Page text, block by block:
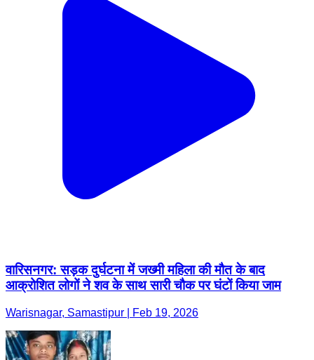
वारिसनगर: सड़क दुर्घटना में जख्मी महिला की मौत के बाद
आक्रोशित लोगों ने शव के साथ सारी चौक पर घंटों किया जाम
Warisnagar, Samastipur | Feb 19, 2026